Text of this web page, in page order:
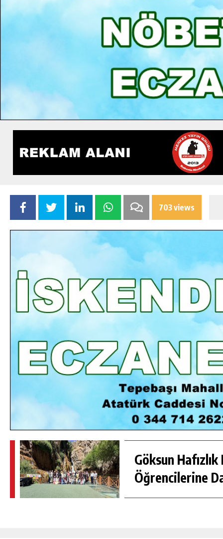
703 views
Göksun Hafızlık
Öğrencilerine
GÜNLÜK HABER AKIŞI
GÖKSUN HAFIZLIK KIZ KUR’AN KURSU
ÖĞRENCILERINE DARENDE GEZISI.